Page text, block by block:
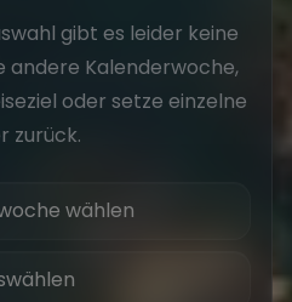
gibt es leider keine
andere Kalenderwoche,
oder setze einzelne
zurück.
wählen